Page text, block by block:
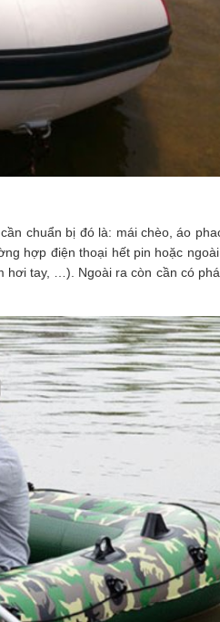
chuẩn bị đó là: mái chèo, áo
hợp điện thoại hết pin hoặc
tay, …). Ngoài ra còn cần có